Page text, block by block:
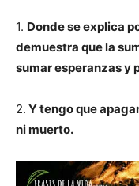
1. Donde se explica
demuestra que la
sumar esperanzas y
2. Y tengo que
ni muerto.